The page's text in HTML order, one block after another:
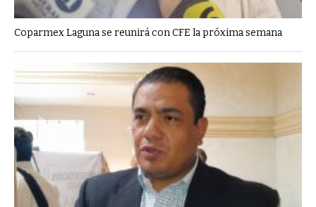
Coparmex Laguna se reunirá con CFE la próxima semana